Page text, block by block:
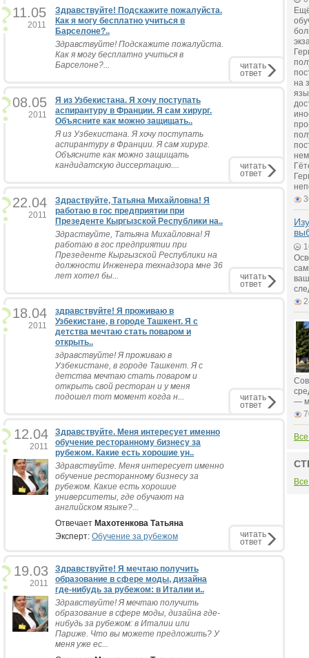
11.05
2011
Здравствуйте! Подскажите пожалуйста.
Как я могу бесплатно учиться в
Барселоне?..
Здравствуйте! Подскажите пожалуйста.
Как я могу бесплатно учиться в
Барселоне?...
читать
ответ
08.05
2011
Я из Узбекистана. Я хочу поступать
аспирантуру в Франции. Я сам хирург.
Объясните как можно защищать..
Я из Узбекистана. Я хочу поступать
аспирантуру в Франции. Я сам хирург.
Объясните как можно защищать
кандидатскую диссертацию....
читать
ответ
22.04
2011
Здраствуйте, Татьяна Михайловна! Я
работаю в гос предприятии при
Презеденте Кыргызской Республики на..
Здраствуйте, Татьяна Михайловна! Я
работаю в гос предприятии при
Презеденте Кыргызской Республики на
должности Инженера технадзора мне 36
лет хотел бы...
читать
ответ
18.04
2011
здравствуйте! Я проживаю в
Узбекистане, в городе Ташкент. Я с
детства мечтаю стать поваром и
открыть..
здравствуйте! Я проживаю в
Узбекистане, в городе Ташкент. Я с
детства мечтаю стать поваром и
открыть свой ресторан и у меня
подошел тот момент когда н...
читать
ответ
12.04
2011
Здравствуйте. Меня интересует именно
обучение ресторанному бизнесу за
рубежом. Какие есть хорошие ун..
Здравствуйте. Меня интересует именно
обучение ресторанному бизнесу за
рубежом. Какие есть хорошие
университеты, где обучают на
английском языке?...
Отвечает Махотенкова Татьяна
Эксперт: Обучение за рубежом читать
ответ
19.03
2011
Здравствуйте! Я мечтаю получить
образование в сфере моды, дизайна
где-нибудь за рубежом: в Италии и..
Здравствуйте! Я мечтаю получить
образование в сфере моды, дизайна где-
нибудь за рубежом: в Италии или
Париже. Что вы можете предложить? У
меня уже ес...
на
—